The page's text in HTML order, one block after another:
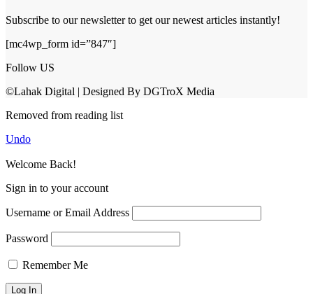
Subscribe to our newsletter to get our newest articles instantly!
[mc4wp_form id=”847″]
Follow US
©Lahak Digital | Designed By DGTroX Media
Removed from reading list
Undo
Welcome Back!
Sign in to your account
Username or Email Address
Password
Remember Me